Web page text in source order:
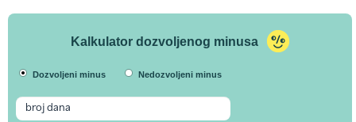
Kalkulator dozvoljenog minusa
Dozvoljeni minus Nedozvoljeni minus